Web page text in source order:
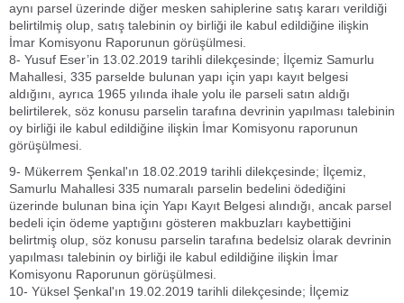
aynı parsel üzerinde diğer mesken sahiplerine satış kararı verildiği
belirtilmiş olup, satış talebinin oy birliği ile kabul edildiğine ilişkin
İmar Komisyonu Raporunun görüşülmesi.
8- Yusuf Eser’in 13.02.2019 tarihli dilekçesinde; İlçemiz Samurlu
Mahallesi, 335 parselde bulunan yapı için yapı kayıt belgesi
aldığını, ayrıca 1965 yılında ihale yolu ile parseli satın aldığı
belirtilerek, söz konusu parselin tarafına devrinin yapılması talebinin
oy birliği ile kabul edildiğine ilişkin İmar Komisyonu raporunun
görüşülmesi.
9- Mükerrem Şenkal'ın 18.02.2019 tarihli dilekçesinde; İlçemiz,
Samurlu Mahallesi 335 numaralı parselin bedelini ödediğini
üzerinde bulunan bina için Yapı Kayıt Belgesi alındığı, ancak parsel
bedeli için ödeme yaptığını gösteren makbuzları kaybettiğini
belirtmiş olup, söz konusu parselin tarafına bedelsiz olarak devrinin
yapılması talebinin oy birliği ile kabul edildiğine ilişkin İmar
Komisyonu Raporunun görüşülmesi.
10- Yüksel Şenkal'ın 19.02.2019 tarihli dilekçesinde; İlçemiz